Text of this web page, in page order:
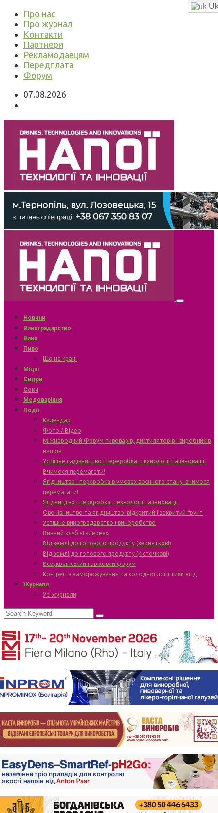
Про нас
Про журнал
Контакти
Партнери
Рекламодавцям
Передплата
Форум
07.08.2026
Новини
Виноградарство
Вино
Пиво
Що на крані
Міцні
Сидри
Соки
Медоваріння
Події
Календар
Фото / Відео
Міжнародний Форум пивоварів, дистиляторів і виробників
напоїв
Успішне садівництво і переробка: технології та інновації.
Вчимося перемагати!
Ягідництво і переробка в умовах воєнного стану: вчимося
перемагати!
Ягідництво і переробка: технології та інновації
Овочівництво та ягідництво: відкритий і закритий ґрунт
Успішне виноградарство і виноробство
Винний клуб «Галерея»
Від землі до готового продукту (зерняткові)
Від землі до готового продукту (кісточкові)
Всеукраїнський горіховий форум
Конгрес із заморожування та холодної логістики ягід
Журнали
Усі журнали